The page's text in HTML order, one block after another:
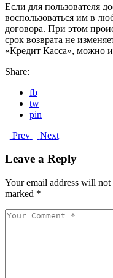
Если для пользователя
воспользоваться им в
договора. При этом
срок возврата не
«Кредит Касса», можно
Share:
fb
tw
pin
Prev
Next
Leave a Reply
Your email address will not
marked *